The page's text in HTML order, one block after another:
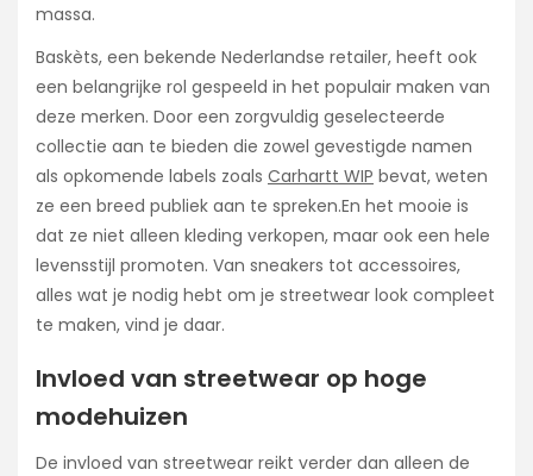
massa.
Baskèts, een bekende Nederlandse retailer, heeft ook
een belangrijke rol gespeeld in het populair maken van
deze merken. Door een zorgvuldig geselecteerde
collectie aan te bieden die zowel gevestigde namen
als opkomende labels zoals Carhartt WIP bevat, weten
ze een breed publiek aan te spreken.En het mooie is
dat ze niet alleen kleding verkopen, maar ook een hele
levensstijl promoten. Van sneakers tot accessoires,
alles wat je nodig hebt om je streetwear look compleet
te maken, vind je daar.
Invloed van streetwear op hoge
modehuizen
De invloed van streetwear reikt verder dan alleen de